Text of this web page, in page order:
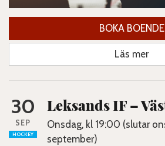
BOKA BOENDE
Läs mer
30
SEP
HOCKEY
Leksands IF –
Onsdag, kl 19:00 (slutar
september)